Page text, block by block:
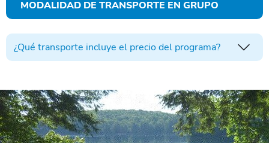
MODALIDAD DE TRANSPORTE EN GRUPO
¿Qué transporte incluye el precio del programa?